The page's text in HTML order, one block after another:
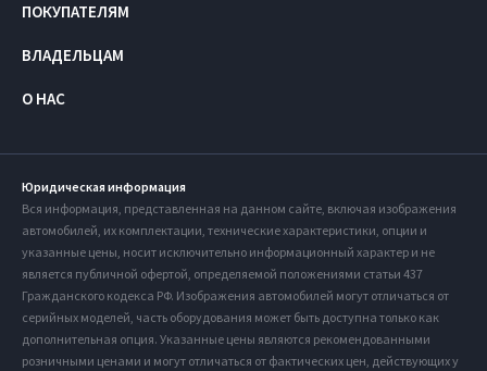
ПОКУПАТЕЛЯМ
ВЛАДЕЛЬЦАМ
О НАС
Юридическая информация
Вся информация, представленная на данном сайте, включая изображения
автомобилей, их комплектации, технические характеристики, опции и
указанные цены, носит исключительно информационный характер и не
является публичной офертой, определяемой положениями статьи 437
Гражданского кодекса РФ. Изображения автомобилей могут отличаться от
серийных моделей, часть оборудования может быть доступна только как
дополнительная опция. Указанные цены являются рекомендованными
розничными ценами и могут отличаться от фактических цен, действующих у